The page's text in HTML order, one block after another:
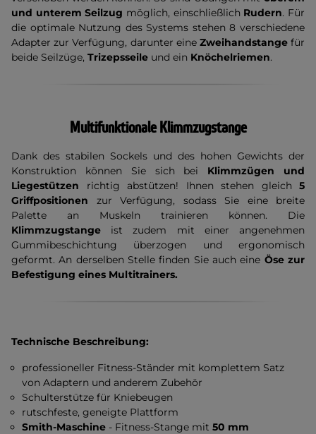
und unterem Seilzug möglich, einschließlich Rudern. Für
die optimale Nutzung des Systems stehen 8 verschiedene
Adapter zur Verfügung, darunter eine Zweihandstangefür
beide Seilzüge, Trizepsseile und ein Knöchelriemen.
Multifunktionale Klimmzugstange
Dank des stabilen Sockels und des hohen Gewichts der
Konstruktion können Sie sich bei Klimmzügen und
Liegestützen richtig abstützen! Ihnen stehen gleich 5
Griffpositionen zur Verfügung, sodass Sie eine breite
Palette an Muskeln trainieren können. Die
Klimmzugstange ist zudem mit einer angenehmen
Gummibeschichtung überzogen und ergonomisch
geformt. An derselben Stelle finden Sie auch eine Öse zur
Befestigung eines Multitrainers.
Technische Beschreibung:
professioneller Fitness-Ständer mit komplettem Satz
von Adaptern und anderem Zubehör
Schulterstütze für Kniebeugen
rutschfeste, geneigte Plattform
Smith-Maschine - Fitness-Stange mit50 mm